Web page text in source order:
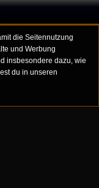
die Seitennutzung
und Werbung
insbesondere dazu, wie
du in unseren